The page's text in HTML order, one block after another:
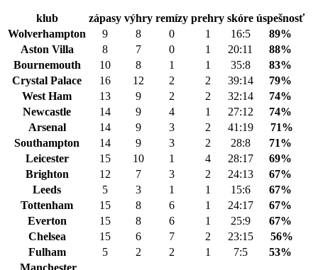
klub zápasy výhry remízy prehry skóre úspešnosť
Wolverhampton
9 8 0 1 16:5
89%
Aston Villa
8 7 0 1 20:11
88%
Bournemouth
10 8 1 1 35:8
83%
Crystal Palace
16 12 2 2 39:14
79%
West Ham
13 9 2 2 32:14
74%
Newcastle
14 9 4 1 27:12
74%
Arsenal
14 9 3 2 41:19
71%
Southampton
14 9 3 2 28:8
71%
Leicester
15 10 1 4 28:17
69%
Brighton
12 7 3 2 24:13
67%
Leeds
5 3 1 1 15:6
67%
Tottenham
15 8 6 1 24:17
67%
Everton
15 8 6 1 25:9
67%
Chelsea
15 6 7 2 23:15
56%
Fulham
5 2 2 1 7:5
53%
Manchester